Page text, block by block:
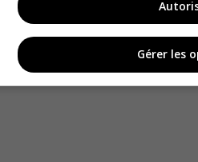
Gérer les